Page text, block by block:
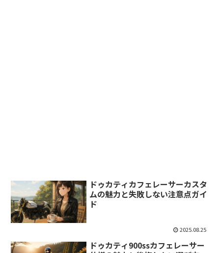
ドゥカティカフェレーサーカスタ
ムの魅力と失敗しない注意点ガイ
ド
2025.08.25
ドゥカティ900ssカフェレーサー